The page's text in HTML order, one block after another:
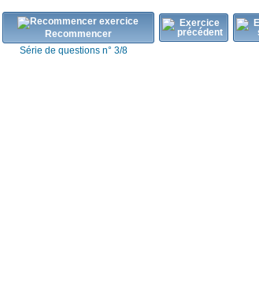
Recommencer
Série de questions n° 3/8